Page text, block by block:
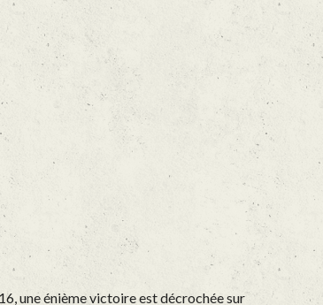
une énième victoire est décrochée sur